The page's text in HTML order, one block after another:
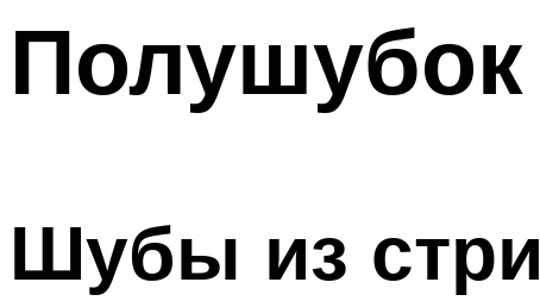
Полушубок
Шубы из